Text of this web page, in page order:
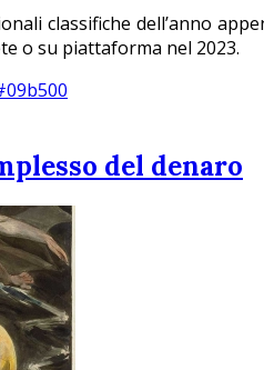
classifiche dell’anno
o su piattaforma nel 2023.
del denaro